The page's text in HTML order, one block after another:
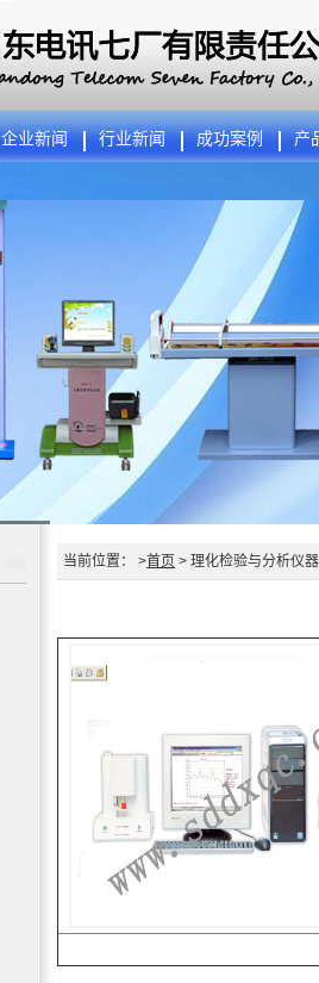
企业新闻 行业新闻 成功案例 产
当前位置： >首页 > 理化检验与分析仪器